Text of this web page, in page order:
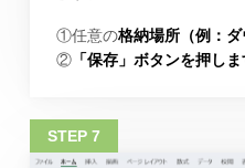
①任意の格納場所（例：
②「保存」ボタンを押しま